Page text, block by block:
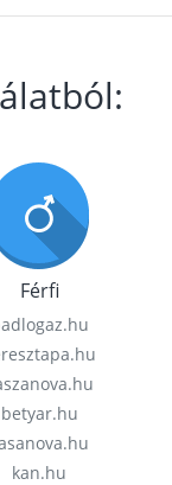
Férfi
betyar.hu
kan.hu